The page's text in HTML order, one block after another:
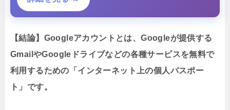
【結論】Googleアカウントとは、Googleが提供する
GmailやGoogleドライブなどの各種サービスを無料で
利用するための「インターネット上の個人パスポー
ト」です。